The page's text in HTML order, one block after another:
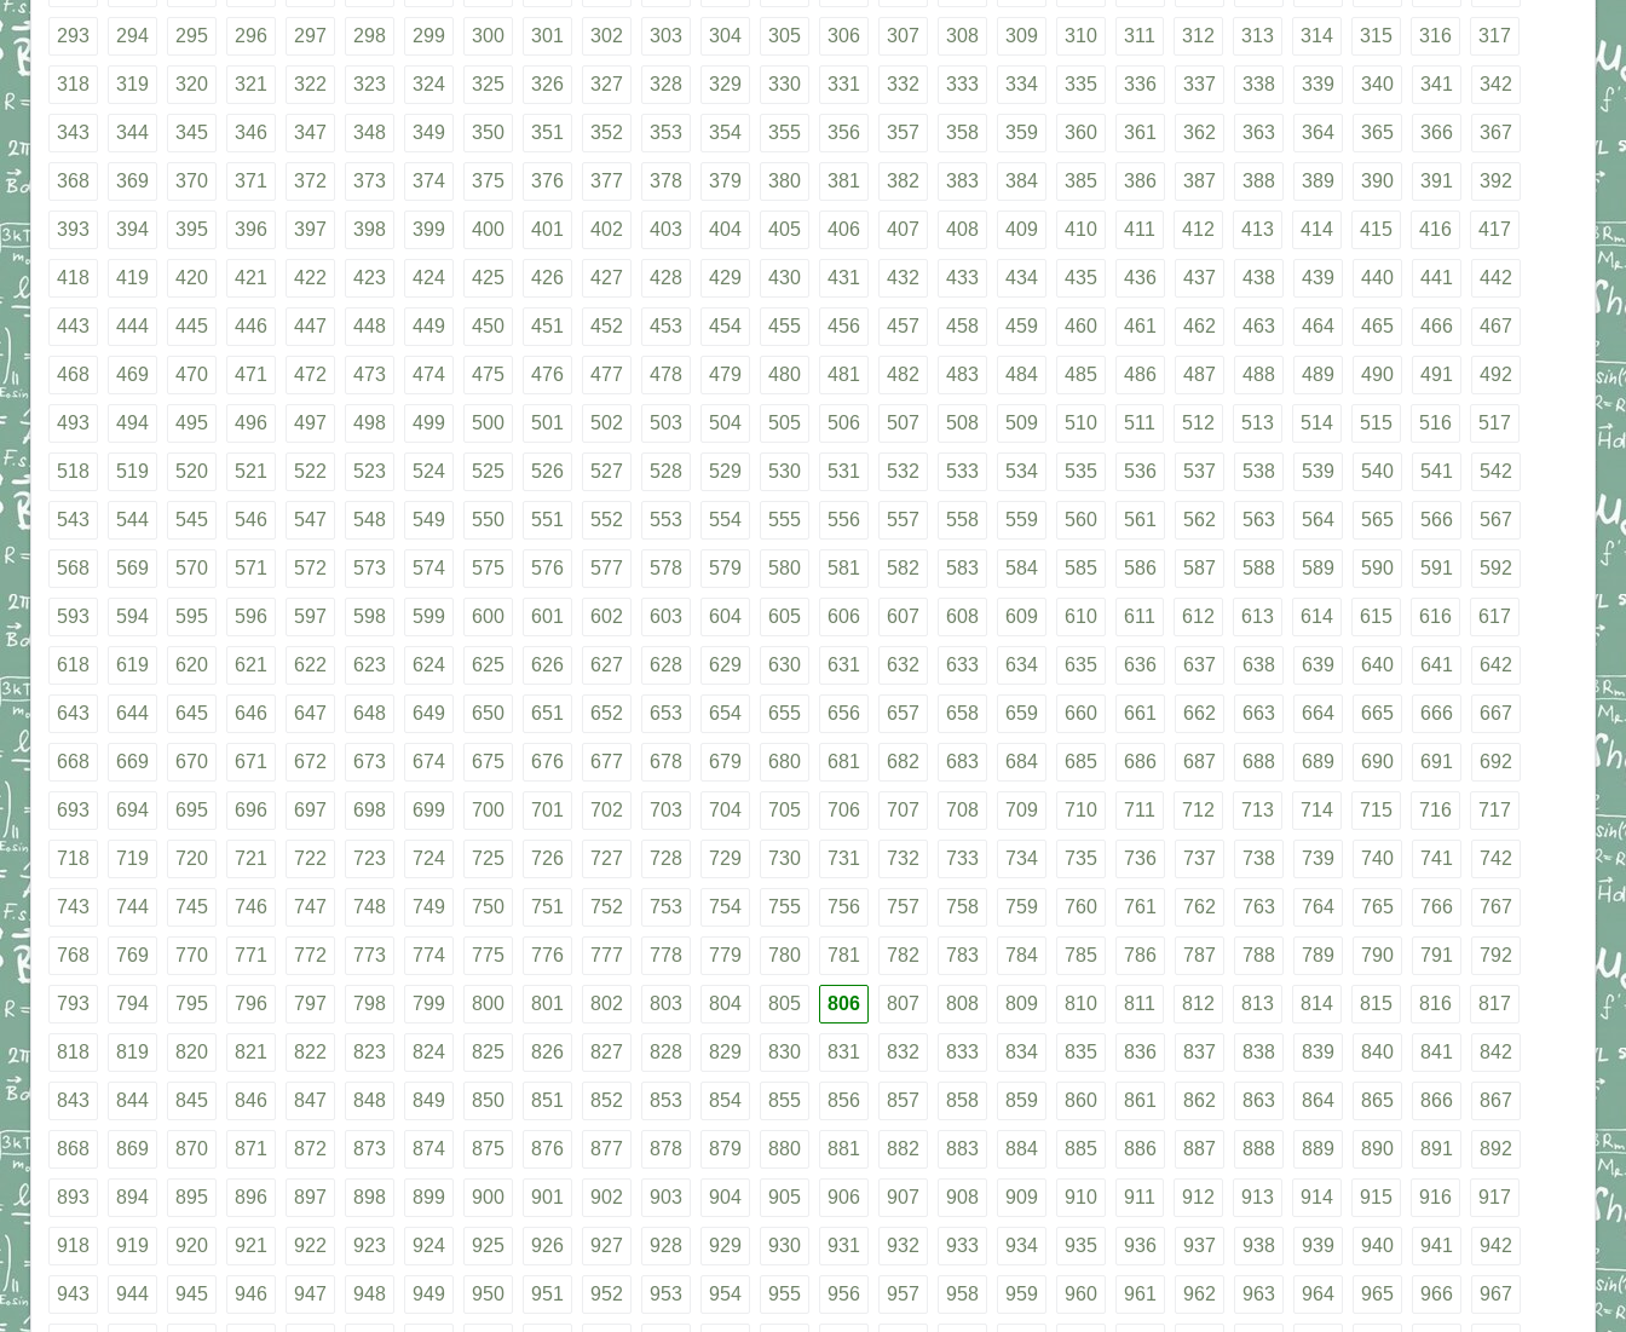
293 294 295 296 297 298 299 300 301 302 303 304 305 306 307 308 309 310 311 312 313 314 315 316 317
318 319 320 321 322 323 324 325 326 327 328 329 330 331 332 333 334 335 336 337 338 339 340 341 342
343 344 345 346 347 348 349 350 351 352 353 354 355 356 357 358 359 360 361 362 363 364 365 366 367
368 369 370 371 372 373 374 375 376 377 378 379 380 381 382 383 384 385 386 387 388 389 390 391 392
393 394 395 396 397 398 399 400 401 402 403 404 405 406 407 408 409 410 411 412 413 414 415 416 417
418 419 420 421 422 423 424 425 426 427 428 429 430 431 432 433 434 435 436 437 438 439 440 441 442
443 444 445 446 447 448 449 450 451 452 453 454 455 456 457 458 459 460 461 462 463 464 465 466 467
468 469 470 471 472 473 474 475 476 477 478 479 480 481 482 483 484 485 486 487 488 489 490 491 492
493 494 495 496 497 498 499 500 501 502 503 504 505 506 507 508 509 510 511 512 513 514 515 516 517
518 519 520 521 522 523 524 525 526 527 528 529 530 531 532 533 534 535 536 537 538 539 540 541 542
543 544 545 546 547 548 549 550 551 552 553 554 555 556 557 558 559 560 561 562 563 564 565 566 567
568 569 570 571 572 573 574 575 576 577 578 579 580 581 582 583 584 585 586 587 588 589 590 591 592
593 594 595 596 597 598 599 600 601 602 603 604 605 606 607 608 609 610 611 612 613 614 615 616 617
618 619 620 621 622 623 624 625 626 627 628 629 630 631 632 633 634 635 636 637 638 639 640 641 642
643 644 645 646 647 648 649 650 651 652 653 654 655 656 657 658 659 660 661 662 663 664 665 666 667
668 669 670 671 672 673 674 675 676 677 678 679 680 681 682 683 684 685 686 687 688 689 690 691 692
693 694 695 696 697 698 699 700 701 702 703 704 705 706 707 708 709 710 711 712 713 714 715 716 717
718 719 720 721 722 723 724 725 726 727 728 729 730 731 732 733 734 735 736 737 738 739 740 741 742
743 744 745 746 747 748 749 750 751 752 753 754 755 756 757 758 759 760 761 762 763 764 765 766 767
768 769 770 771 772 773 774 775 776 777 778 779 780 781 782 783 784 785 786 787 788 789 790 791 792
793 794 795 796 797 798 799 800 801 802 803 804 805 806 807 808 809 810 811 812 813 814 815 816 817
818 819 820 821 822 823 824 825 826 827 828 829 830 831 832 833 834 835 836 837 838 839 840 841 842
843 844 845 846 847 848 849 850 851 852 853 854 855 856 857 858 859 860 861 862 863 864 865 866 867
868 869 870 871 872 873 874 875 876 877 878 879 880 881 882 883 884 885 886 887 888 889 890 891 892
893 894 895 896 897 898 899 900 901 902 903 904 905 906 907 908 909 910 911 912 913 914 915 916 917
918 919 920 921 922 923 924 925 926 927 928 929 930 931 932 933 934 935 936 937 938 939 940 941 942
943 944 945 946 947 948 949 950 951 952 953 954 955 956 957 958 959 960 961 962 963 964 965 966 967